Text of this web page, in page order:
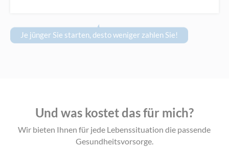
Je jünger Sie starten, desto weniger zahlen Sie!
Und was kostet das für mich?
Wir bieten Ihnen für jede Lebenssituation die passende
Gesundheitsvorsorge.